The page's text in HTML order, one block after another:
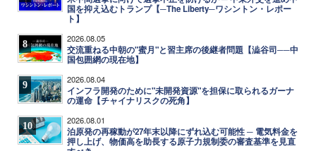
国を抑え込むトランプ【─The Liberty─ワシントン・レポー
ト】
8 2026.08.05
交流重ねる中朝の"蜜月"と習主席の後継者問題【澁谷司──中
国包囲網の現在地】
9 2026.08.04
インフラ開発のために"未開発資源"を担保に取られるガーナ
の運命【チャイナリスクの死角】
10 2026.08.01
泊原発の再稼動が27年末以降にずれ込む可能性 ─ 電気料金を
押し上げ、物価高を助長する原子力規制委の審査基準を見直